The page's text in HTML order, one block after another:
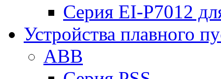
Серия EI-P7012
Устройства плавного
ABB